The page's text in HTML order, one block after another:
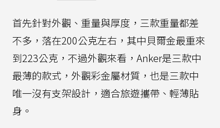
首先針對外觀、重量與厚度，三款重量都差
不多，落在200公克左右，其中貝爾金最重來
到223公克，不過外觀來看，Anker是三款中
最薄的款式，外觀彩金屬材質，也是三款中
唯一沒有支架設計，適合旅遊攜帶、輕薄貼
身。